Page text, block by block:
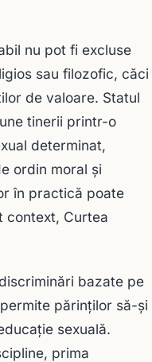
nu pot fi excluse
sau filozofic, căci
de valoare. Statul
tinerii printr-o
determinat,
ordin moral şi
în practică poate
context, Curtea
bazate pe
părinţilor să-şi
sexuală.
prima